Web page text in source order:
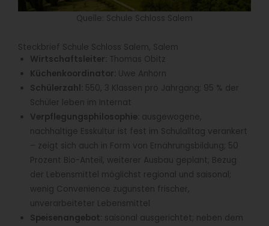
Quelle: Schule Schloss Salem
Steckbrief Schule Schloss Salem, Salem
Wirtschaftsleiter: Thomas Obitz
Küchenkoordinator: Uwe Anhorn
Schülerzahl: 550, 3 Klassen pro Jahrgang; 95 % der
Schüler leben im Internat
Verpflegungsphilosophie: ausgewogene,
nachhaltige Esskultur ist fest im Schulalltag verankert
– zeigt sich auch in Form von Ernährungsbildung; 50
Prozent Bio-Anteil, weiterer Ausbau geplant; Bezug
der Lebensmittel möglichst regional und saisonal;
wenig Convenience zugunsten frischer,
unverarbeiteter Lebensmittel
Speisenangebot: saisonal ausgerichtet; neben dem